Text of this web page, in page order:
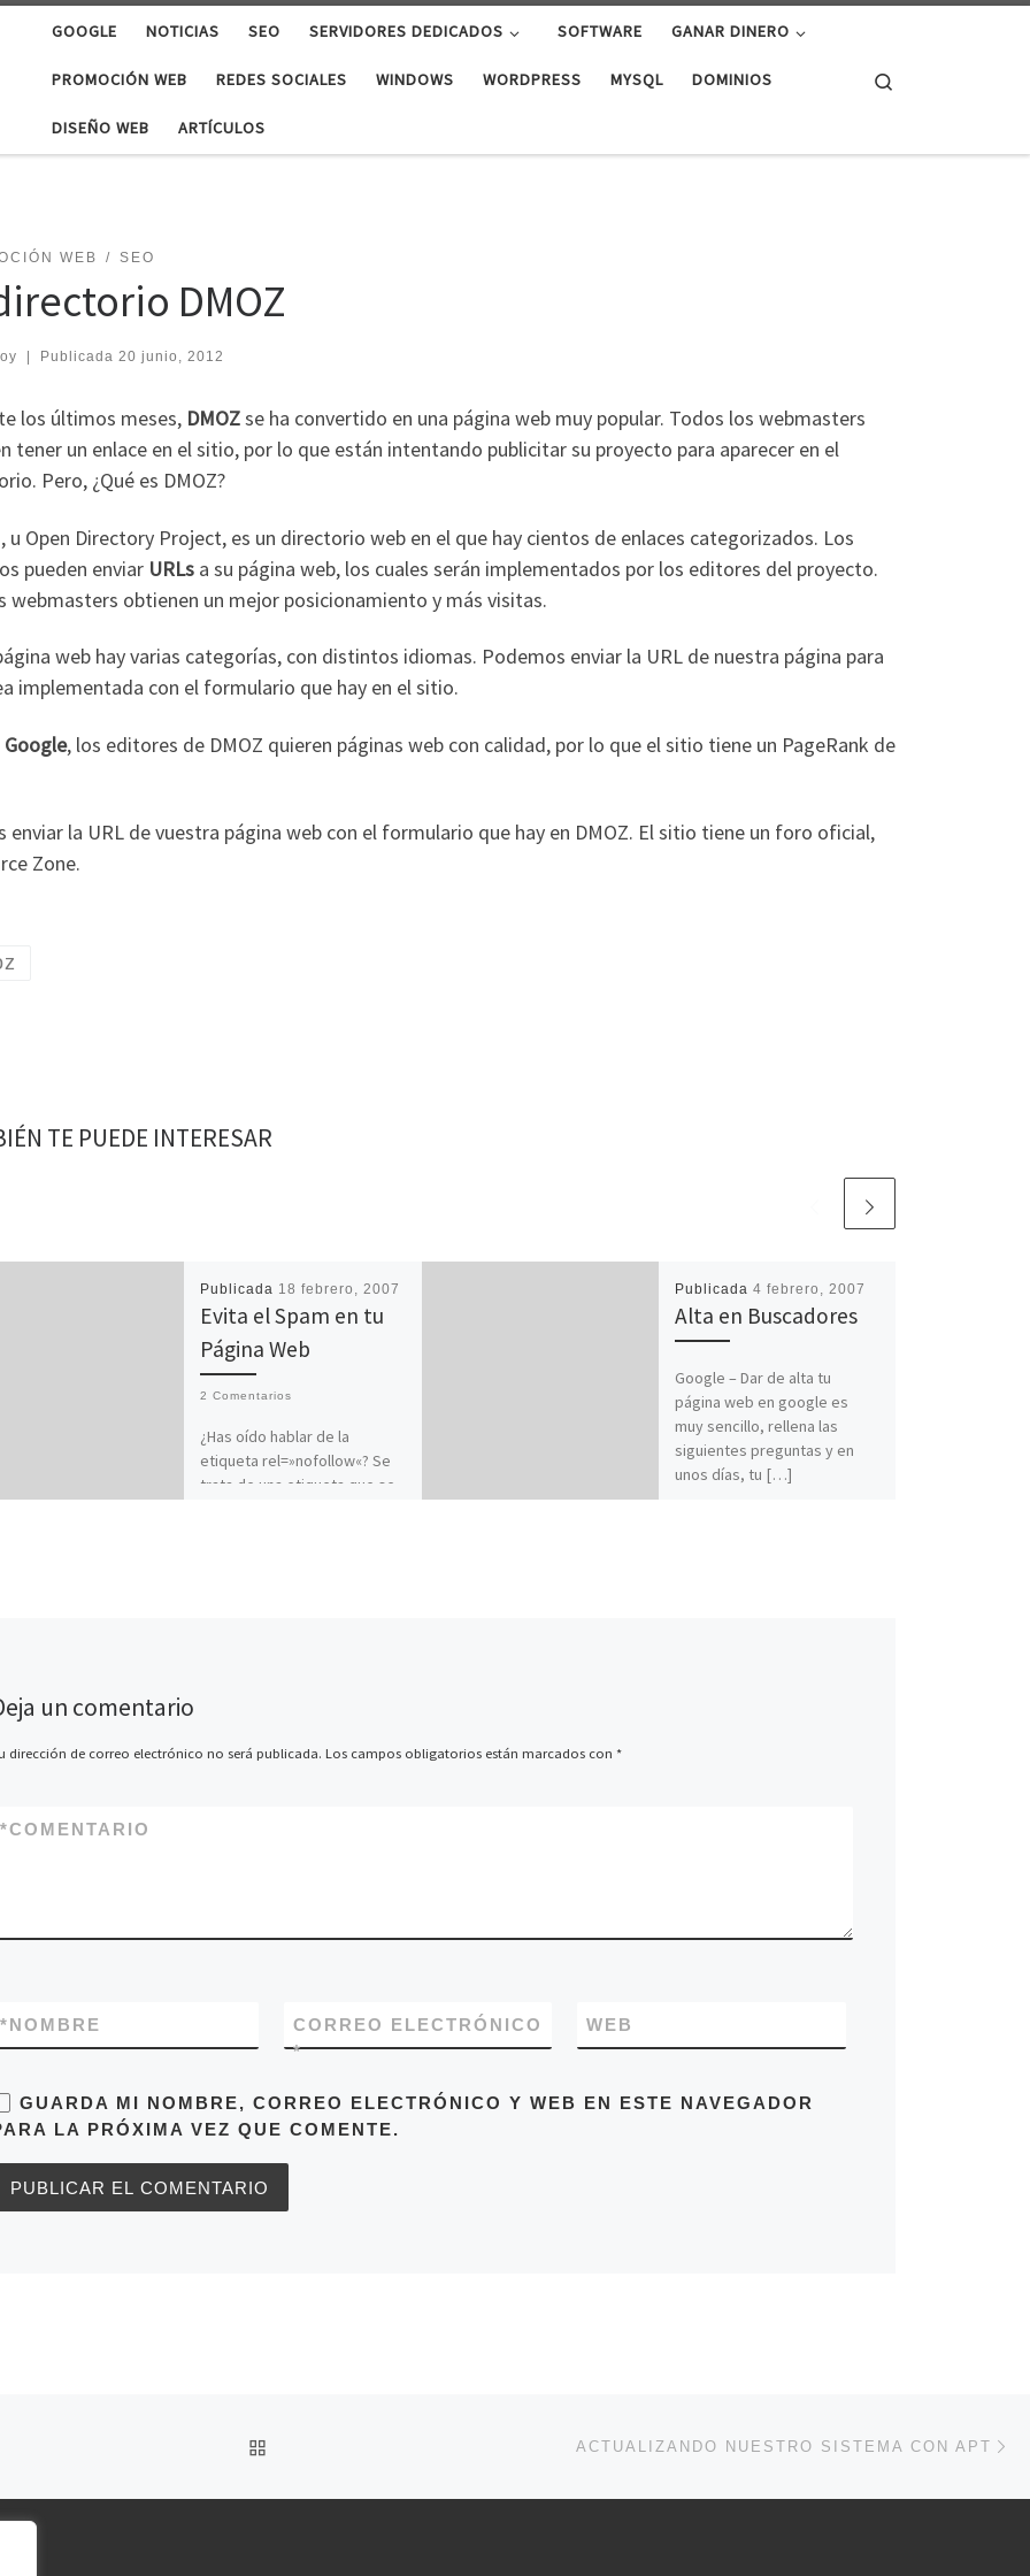
GOOGLE NOTICIAS SEO SERVIDORES DEDICADOS SOFTWARE GANAR DINERO
PROMOCIÓN WEB REDES SOCIALES WINDOWS WORDPRESS MYSQL DOMINIOS
DISEÑO WEB ARTÍCULOS
WEB SEO
DMOZ
Publicada 20 junio, 2012
los últimos meses, DMOZse ha convertido en una página web muy popular. Todos los webmasters
tener un enlace en el sitio, por lo que están intentando publicitar su proyecto para aparecer en el
Pero, ¿Qué es DMOZ?
u Open Directory Project, es un directorio web en el que hay cientos de enlaces categorizados. Los
pueden enviar URLs a su página web, los cuales serán implementados por los editores del proyecto.
webmasters obtienen un mejor posicionamiento y más visitas.
web hay varias categorías, con distintos idiomas. Podemos enviar la URL de nuestra página para
implementada con el formulario que hay en el sitio.
Google, los editores de DMOZ quieren páginas web con calidad, por lo que el sitio tiene un PageRank de
enviar la URL de vuestra página web con el formulario que hay en DMOZ. El sitio tiene un foro oficial,
Zone.
TE PUEDE INTERESAR
Publicada 18 febrero, 2007
Evita el Spam en tu
Página Web
2 Comentarios
¿Has oído hablar de la
etiqueta rel=»nofollow«? Se
trata de una etiqueta que se
Publicada 4 febrero, 2007
Alta en Buscadores
Google – Dar de alta tu
página web en google es
muy sencillo, rellena las
siguientes preguntas y en
unos días, tu […]
un comentario
dirección de correo electrónico no será publicada. Los campos obligatorios están marcados con *
COMENTARIO
*
NOMBRE
*
CORREO ELECTRÓNICO
*
WEB
GUARDA MI NOMBRE, CORREO ELECTRÓNICO Y WEB EN ESTE NAVEGADOR
LA PRÓXIMA VEZ QUE COMENTE.
VOLVER A LA LISTA DE ENTRADASACTUALIZANDO NUESTRO SISTEMA CON APT